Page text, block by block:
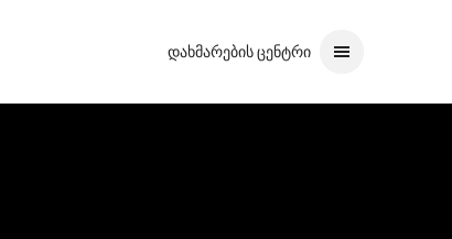
დახმარების ცენტრი